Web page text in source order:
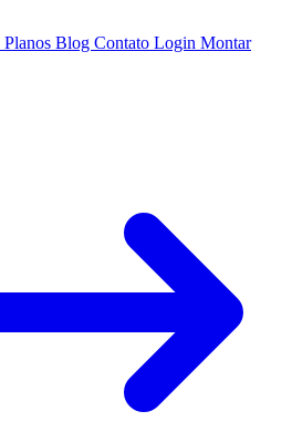
Planos Blog Contato Login Montar